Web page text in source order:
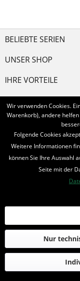
BELIEBTE SERIEN
UNSER SHOP
IHRE VORTEILE
INFORMIERT
* Alle Preise inkl.
© 2016-2022
die profilschmiede
Wir verwenden Cookies.
Warenkorb), andere
Folgende Cookies
Weitere Informationen
können Sie Ihre Auswahl
Seite mit der
Nur